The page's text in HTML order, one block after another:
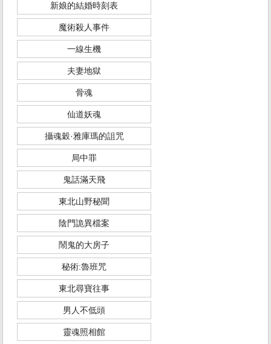
新娘的結婚時刻表
魔術殺人事件
一線生機
夫妻地獄
骨魂
仙道妖魂
攝魂穀·雅庫瑪的詛咒
局中罪
鬼話滿天飛
東北山野秘聞
陰門詭異檔案
鬧鬼的大房子
秘術:魯班咒
東北尋寶往事
男人不低頭
靈魂照相館